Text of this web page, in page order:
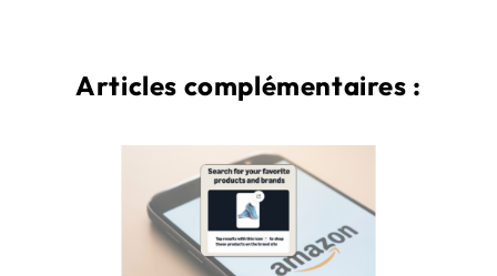
Articles complémentaires :